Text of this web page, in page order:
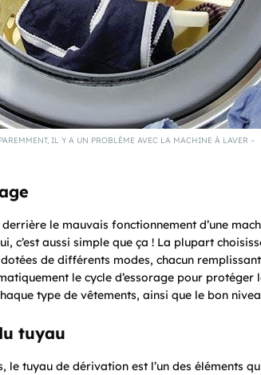
IL Y A UN PROBLÈME AVEC LA MACHINE À LAVER –
derrière le mauvais fonctionnement d’une
c’est aussi simple que ça ! La plupart
de différents modes, chacun
le cycle d’essorage pour protéger
type de vêtements, ainsi que le bon
tuyau
le tuyau de dérivation est l’un des éléments